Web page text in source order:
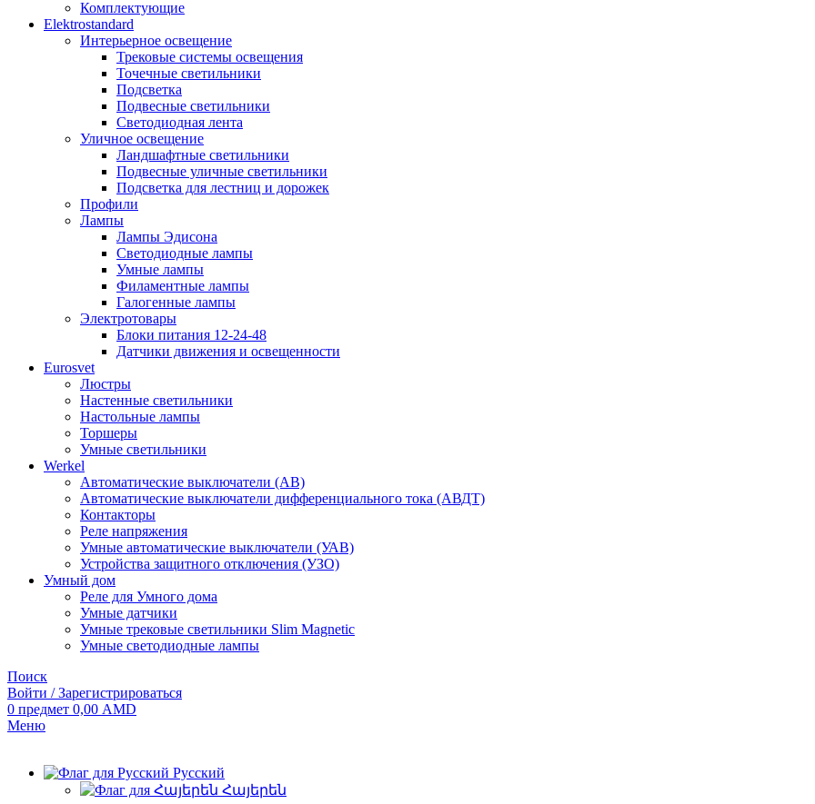
Комплектующие
Elektrostandard
Интерьерное освещение
Трековые системы освещения
Точечные светильники
Подсветка
Подвесные светильники
Светодиодная лента
Уличное освещение
Ландшафтные светильники
Подвесные уличные светильники
Подсветка для лестниц и дорожек
Профили
Лампы
Лампы Эдисона
Светодиодные лампы
Умные лампы
Филаментные лампы
Галогенные лампы
Электротовары
Блоки питания 12-24-48
Датчики движения и освещенности
Eurosvet
Люстры
Настенные светильники
Настольные лампы
Торшеры
Умные светильники
Werkel
Автоматические выключатели (АВ)
Автоматические выключатели дифференциального тока (АВДТ)
Контакторы
Реле напряжения
Умные автоматические выключатели (УАВ)
Устройства защитного отключения (УЗО)
Умный дом
Реле для Умного дома
Умные датчики
Умные трековые светильники Slim Magnetic
Умные светодиодные лампы
Поиск
Войти / Зарегистрироваться
0 предмет 0,00 AMD
Меню
Русский
Հայերեն